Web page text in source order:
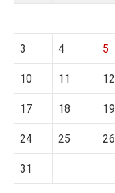
3 4 5
10 11 12
17 18 19
24 25 26
31